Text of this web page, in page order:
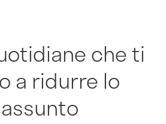
che ti
a ridurre lo